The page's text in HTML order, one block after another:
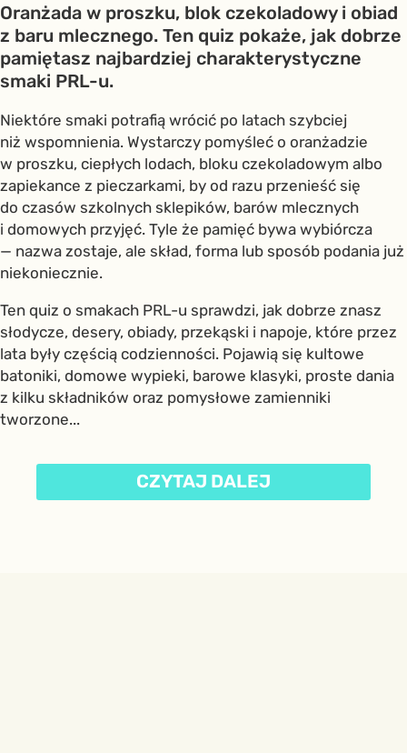
Oranżada w proszku, blok czekoladowy i obiad
z baru mlecznego. Ten quiz pokaże, jak dobrze
pamiętasz najbardziej charakterystyczne
smaki PRL-u.
Niektóre smaki potrafią wrócić po latach szybciej
niż wspomnienia. Wystarczy pomyśleć o oranżadzie
w proszku, ciepłych lodach, bloku czekoladowym albo
zapiekance z pieczarkami, by od razu przenieść się
do czasów szkolnych sklepików, barów mlecznych
i domowych przyjęć. Tyle że pamięć bywa wybiórcza
— nazwa zostaje, ale skład, forma lub sposób podania już
niekoniecznie.
Ten quiz o smakach PRL-u sprawdzi, jak dobrze znasz
słodycze, desery, obiady, przekąski i napoje, które przez
lata były częścią codzienności. Pojawią się kultowe
batoniki, domowe wypieki, barowe klasyki, proste dania
z kilku składników oraz pomysłowe zamienniki
tworzone...
CZYTAJ DALEJ